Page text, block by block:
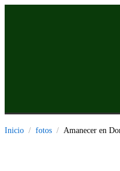
Inicio fotos Amanecer en